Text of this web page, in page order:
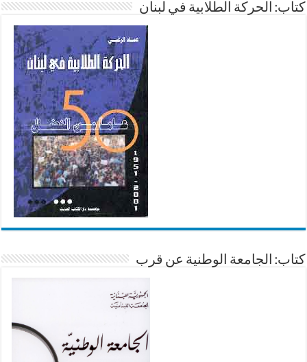
كتاب: الحركة الطلابية في لبنان
كتاب: الجامعة الوطنية عن قرب